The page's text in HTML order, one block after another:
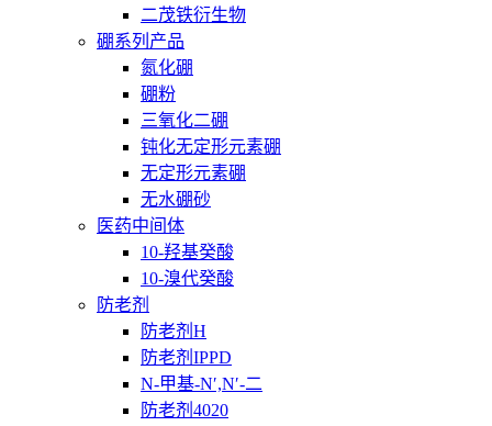
二茂铁衍生物
硼系列产品
氮化硼
硼粉
三氧化二硼
钝化无定形元素硼
无定形元素硼
无水硼砂
医药中间体
10-羟基癸酸
10-溴代癸酸
防老剂
防老剂H
防老剂IPPD
N-甲基-N′,N′-二
防老剂4020